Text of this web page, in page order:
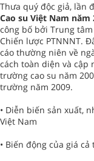
Thưa quý độc giả, lần
Cao su Việt Nam năm
công bố bởi Trung
Chiến lược PTNNNT.
cáo thường niên về
cách toàn diện và cập
trường cao su năm
trường năm 2009.
• Diễn biến sản xuất,
Việt Nam
• Biến động của giá